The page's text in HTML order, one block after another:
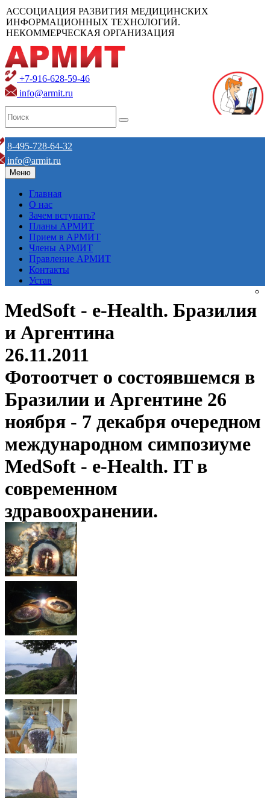
АССОЦИАЦИЯ РАЗВИТИЯ МЕДИЦИНСКИХ
ИНФОРМАЦИОННЫХ ТЕХНОЛОГИЙ.
НЕКОММЕРЧЕСКАЯ ОРГАНИЗАЦИЯ
+7-916-628-59-46
info@armit.ru
8-495-728-64-32
info@armit.ru
Меню
Главная
О нас
Зачем вступать?
Планы АРМИТ
Прием в АРМИТ
Члены АРМИТ
Правление АРМИТ
Контакты
Устав
MedSoft - e-Health. Бразилия
и Аргентина
26.11.2011
Фотоотчет о состоявшемся в
Бразилии и Аргентине 26
ноября - 7 декабря очередном
международном симпозиуме
MedSoft - e-Health. IT в
современном
здравоохранении.